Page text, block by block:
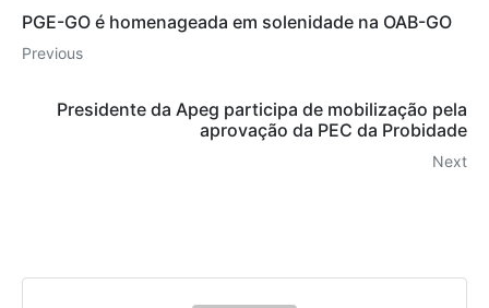
PGE-GO é homenageada em solenidade na OAB-GO
Previous
Presidente da Apeg participa de mobilização pela
aprovação da PEC da Probidade
Next